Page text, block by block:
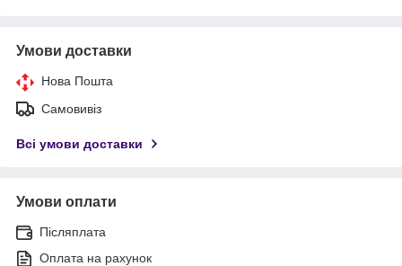
Умови доставки
Нова Пошта
Самовивіз
Всі умови доставки
Умови оплати
Післяплата
Оплата на рахунок